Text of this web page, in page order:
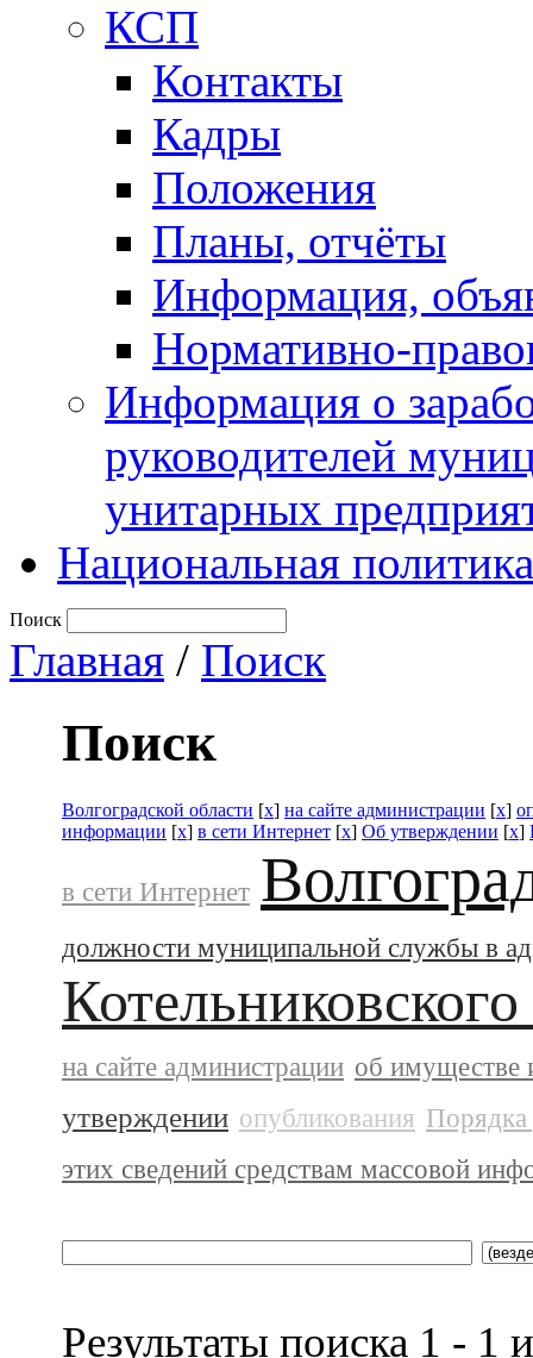
КСП
Контакты
Кадры
Положения
Планы, отчёты
Информация,
Нормативно-
Информация о
руководителей
унитарных
Национальная политика
Поиск
Главная / Поиск
Поиск
Волгоградской области [x] на сайте администрации [x]
информации [x] в сети Интернет [x] Об утверждении [x]
в сети Интернет
должности муниципальной службы в
на сайте администрации об имуществе
утверждении опубликования Порядка
этих сведений средствам массовой
Результаты поиска 1 - 1